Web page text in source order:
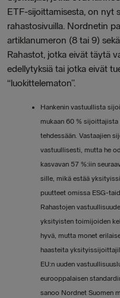
ETF-sijoittamisesta, on nyt
rahastosivuilla. Nordnetin
artiklanumeron (8 tai 9)
Rahastot, jotka eivät täytä
edellytyksiä tai jotka eivät
“luokittelematon”.
Hankenin vastuullista
mukaan 60 %
tehdessään. Vastaajien
vastuullisesti, mutta he
kasvavan 57 %:iin
sille, mikä estää
puutteet omissa ESG-
Rahastojen
yksityisten toimijoiden
hyvä, mutta monet
haasteita
EU:n uuden
eurooppalaisen
sanoo Nordnet Suomen